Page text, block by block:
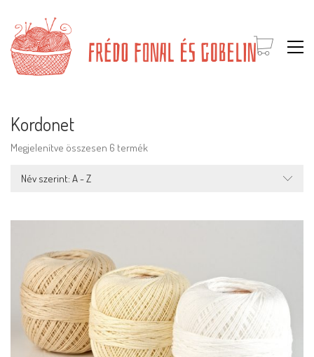
Kordonet
Megjelenítve összesen 6 termék
Név szerint: A - Z